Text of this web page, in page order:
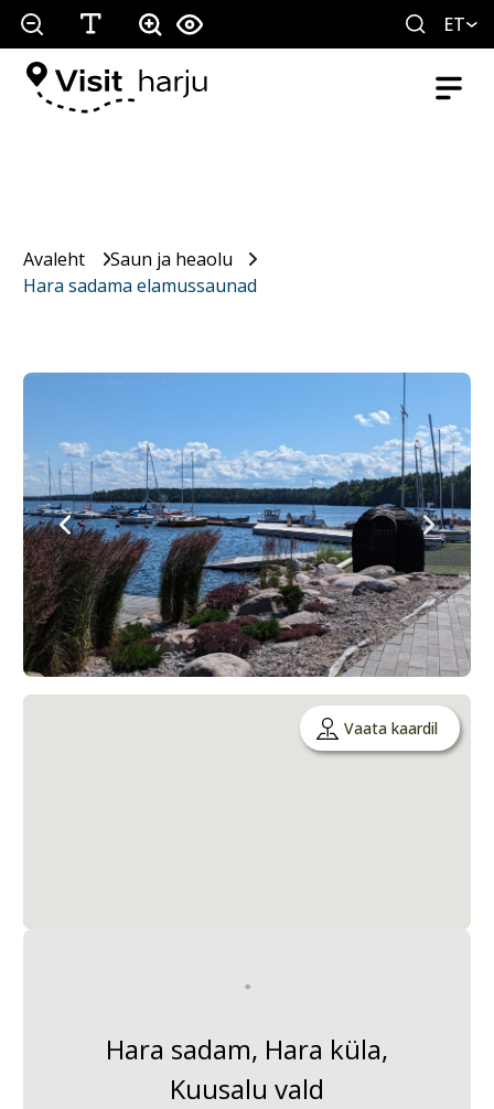
ET
Avaleht
Saun ja heaolu
Hara sadama elamussaunad
Vaata kaardil
Hara sadam, Hara küla,
Kuusalu vald